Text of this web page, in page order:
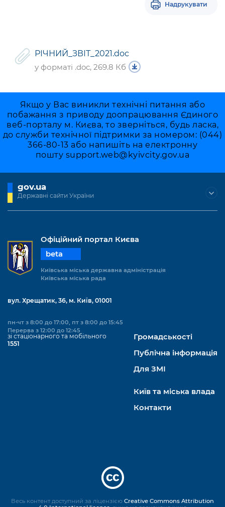
Надрукувати
РІЧНИЙ_ЗВІТ_2021.doc
у форматі .doc, 269.8 Кб
Якщо у Вас виникли технічні питання або
побажання з приводу доопрацювання Єдиного
веб-порталу м. Києва, то зверніться, будь ласка,
до служби технічної підтримки за номером: (044)
366-80-13 або напишіть на електронну
пошту support.web@kyivcity.gov.ua
gov.ua
Державні сайти України
Офіційний портал Києва
beta
Київська міська державна адміністрація
Київська міська рада
вул. Хрещатик, 36, м. Київ, 01001
пн-чт з 8:00 до 17:00, пт з 8:00 до 15:45
Перерва з 12:00 до 12:45
зі стаціонарного та мобільного
1551
Громадськості
Публічна інформація
Для ЗМІ
Київ та міська влада
Контакти
Весь контент доступний за ліцензією Creative Commons Attribution